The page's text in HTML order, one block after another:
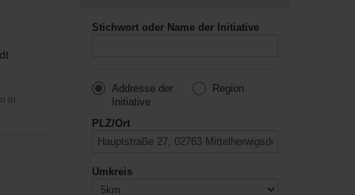
in
Stichwort oder Name der Initiative
Addresse der
Initiative
Region
PLZ/Ort
Umkreis